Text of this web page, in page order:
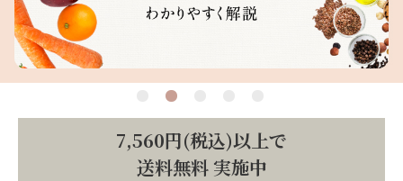
7,560円(税込)以上で
送料無料 実施中